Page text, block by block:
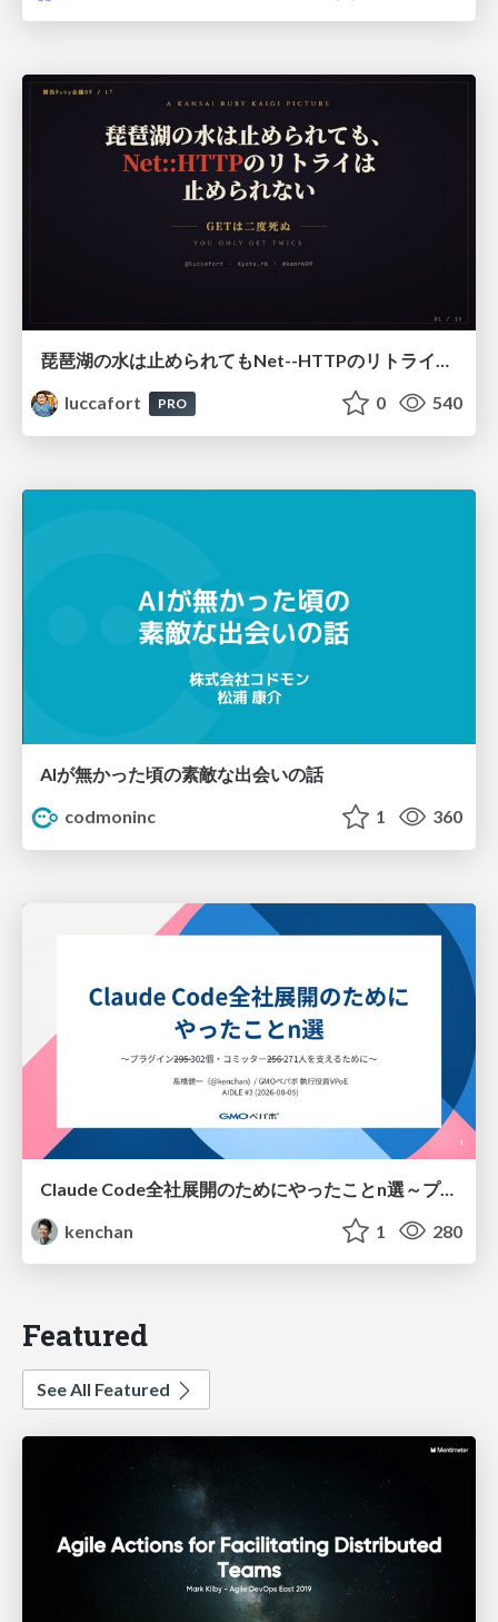
luccafort
PRO 0 540
AIが無かった頃の素敵な出会いの話
codmoninc
1 360
Claude Code全社展開のためにやったことn選～プラグイン302個・コミッター271人を支えるために～
kenchan
1 280
Featured
See All Featured